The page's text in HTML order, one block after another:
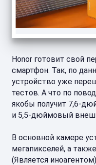
Honor готовит свой
смартфон. Так, по
устройство уже
тестов. А что по
якобы получит 7,6-
и 5,5-дюймовый
В основной камере
мегапикселей, а
(Является